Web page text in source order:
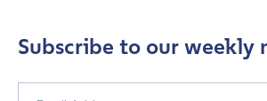
*
Organization Type
Subscribe to our weekly